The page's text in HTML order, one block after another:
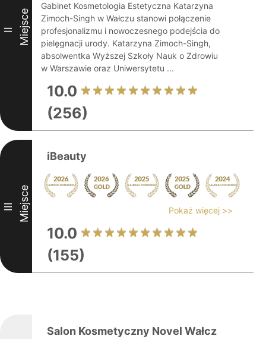
II Miejsce
Gabinet Kosmetologia Estetyczna Katarzyna
Zimoch-Singh w Wałczu stanowi połączenie
profesjonalizmu i nowoczesnego podejścia do
pielęgnacji urody. Katarzyna Zimoch-Singh,
absolwentka Wyższej Szkoły Nauk o Zdrowiu
w Warszawie oraz Uniwersytetu ...
10.0
(256)
III Miejsce
iBeauty
Pokaż więcej >>
10.0
(155)
Salon Kosmetyczny Novel Wałcz